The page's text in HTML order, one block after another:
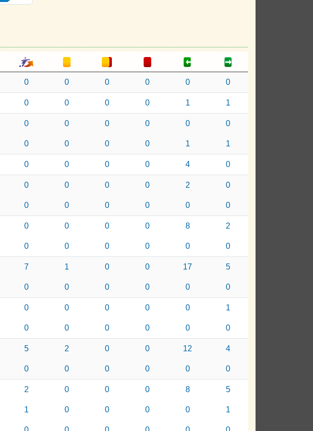
0 0 0 0 0 0
0 0 0 0 1 1
0 0 0 0 0 0
0 0 0 0 1 1
0 0 0 0 4 0
0 0 0 0 2 0
0 0 0 0 0 0
0 0 0 0 8 2
0 0 0 0 0 0
7 1 0 0 17 5
0 0 0 0 0 0
0 0 0 0 0 1
0 0 0 0 0 0
5 2 0 0 12 4
0 0 0 0 0 0
2 0 0 0 8 5
1 0 0 0 0 1